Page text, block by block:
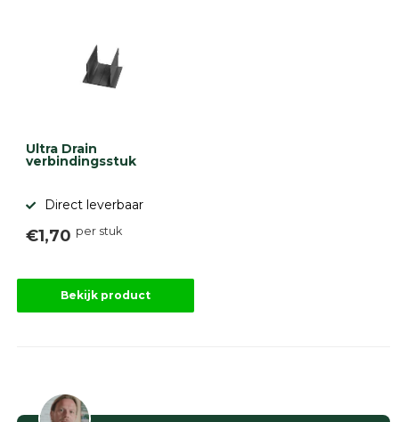
Ultra Drain
verbindingsstuk
Direct leverbaar
€1,70 per stuk
Bekijk product